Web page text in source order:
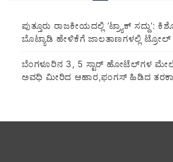
ಪುತ್ತೂರು ರಾಜಕೀಯದಲ್ಲಿ ‘ಟ್ರ್ಯಾಕ್ ಸದ್ದು’:
ಬೊಟ್ಯಾಡಿ ಹೇಳಿಕೆಗೆ ಜಾಲತಾಣಗಳಲ್ಲಿ ಟ್ರೋಲ್
​ಬೆಂಗಳೂರಿನ 3, 5 ಸ್ಟಾರ್ ಹೋಟೆಲ್‌ಗಳ ಮೇಲೆ
ಅವಧಿ ಮೀರಿದ ಆಹಾರ,ಫಂಗಸ್ ಹಿಡಿದ